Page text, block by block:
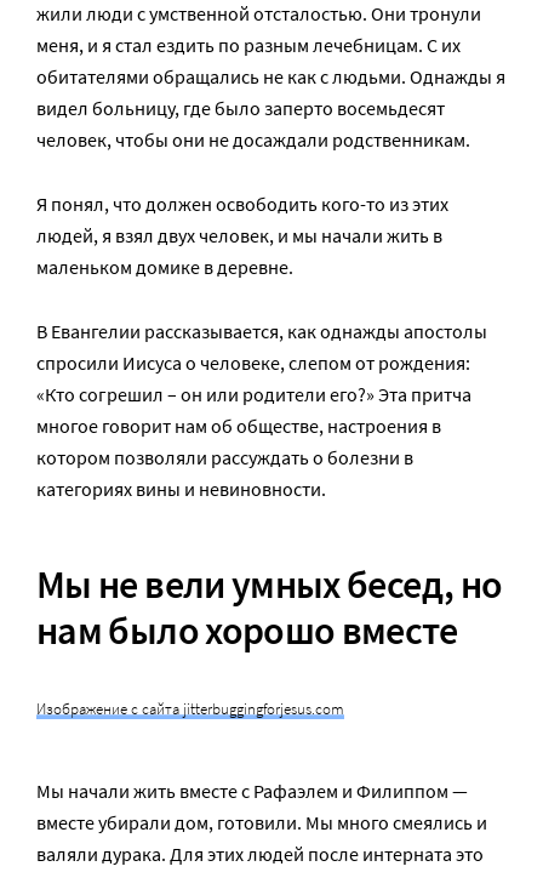
жили люди с умственной отсталостью. Они тронули
меня, и я стал ездить по разным лечебницам. С их
обитателями обращались не как с людьми. Однажды я
видел больницу, где было заперто восемьдесят
человек, чтобы они не досаждали родственникам.
Я понял, что должен освободить кого-то из этих
людей, я взял двух человек, и мы начали жить в
маленьком домике в деревне.
В Евангелии рассказывается, как однажды апостолы
спросили Иисуса о человеке, слепом от рождения:
«Кто согрешил – он или родители его?» Эта притча
многое говорит нам об обществе, настроения в
котором позволяли рассуждать о болезни в
категориях вины и невиновности.
Мы не вели умных бесед, но
нам было хорошо вместе
Изображение с сайта jitterbuggingforjesus.com
Мы начали жить вместе с Рафаэлем и Филиппом —
вместе убирали дом, готовили. Мы много смеялись и
валяли дурака. Для этих людей после интерната это